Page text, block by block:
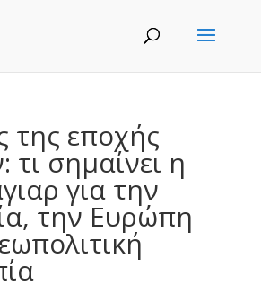
της εποχής
σημαίνει η
για την
την Ευρώπη